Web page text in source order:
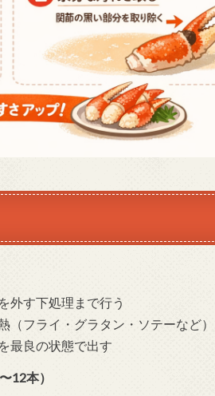
外す下処理まで行う
フライ・グラタン・ソテーなど）
最良の状態で出す
12本）